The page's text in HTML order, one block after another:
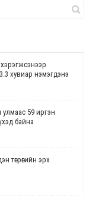
хэрэгжсэнээр
хувиар нэмэгдэнэ
59 иргэн
байна
төгрөгийн эрх